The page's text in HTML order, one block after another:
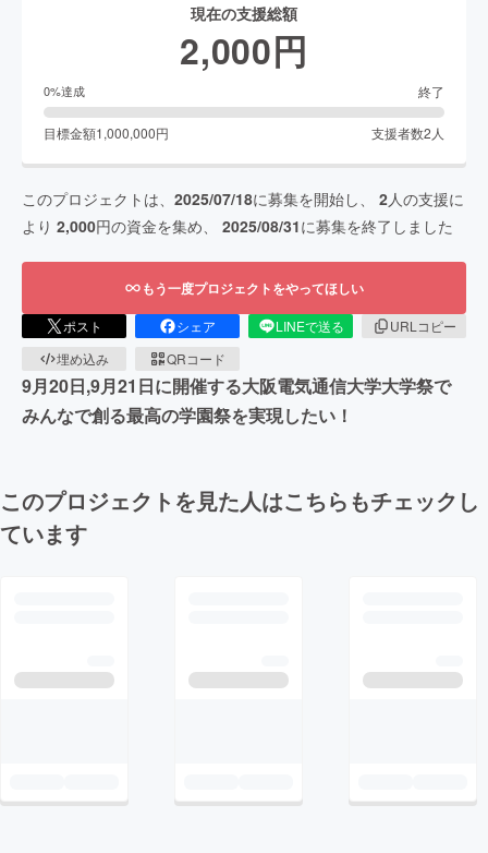
現在の支援総額
2,000円
0%達成 終了
目標金額1,000,000円 支援者数2 人
このプロジェクトは、 2025/07/18に募集を開始し、 2人の支援に
より 2,000円の資金を集め、 2025/08/31に募集を終了しました
もう一度プロジェクトをやってほしい
ポスト シェア LINEで送る
URLコピー
埋め込み
QRコード
9月20日,9月21日に開催する大阪電気通信大学大学祭で
みんなで創る最高の学園祭を実現したい！
このプロジェクトを見た人はこちらもチェックし
ています